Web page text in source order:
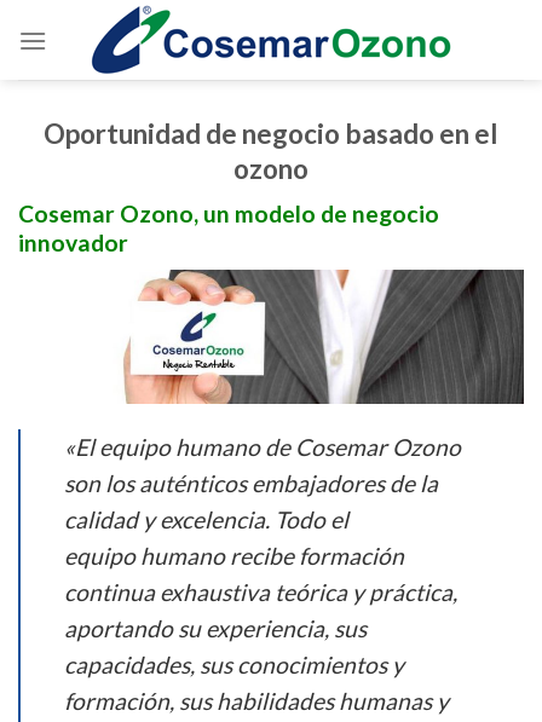
Oportunidad de negocio basado en el
ozono
Cosemar Ozono, un modelo de negocio
innovador
«El equipo humano de Cosemar Ozono
son los auténticos embajadores de la
calidad y excelencia. Todo el
equipo humano recibe formación
continua exhaustiva teórica y práctica,
aportando su experiencia, sus
capacidades, sus conocimientos y
formación, sus habilidades humanas y